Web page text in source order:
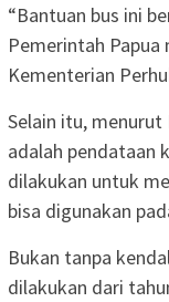
“Bantuan bus ini
Pemerintah Papua
Kementerian
Selain itu, menurut
adalah pendataan
dilakukan untuk
bisa digunakan
Bukan tanpa
dilakukan dari